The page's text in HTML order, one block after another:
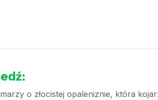
o złocistej opaleniznie, która